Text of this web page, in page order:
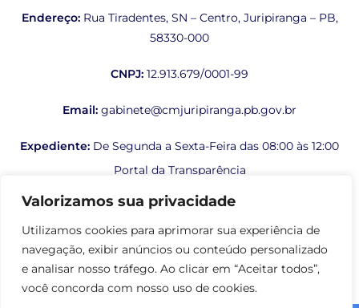
Valorizamos sua privacidade
Utilizamos cookies para aprimorar sua experiência de
navegação, exibir anúncios ou conteúdo personalizado
e analisar nosso tráfego. Ao clicar em “Aceitar todos”,
você concorda com nosso uso de cookies.
Endereço: Rua Tiradentes, SN – Centro, Juripiranga – PB,
58330-000
CNPJ: 12.913.679/0001-99
Email: gabinete@cmjuripiranga.pb.gov.br
Expediente: De Segunda a Sexta-Feira das 08:00 às 12:00
Portal da Transparência
Folha de Pagamento
Contra Cheque Online
E-SIC - Serviço Eletrônico de Informações ao Cidadão